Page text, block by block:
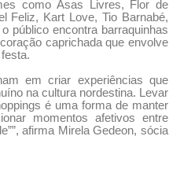
como Asas Livres, Flor de
Feliz, Kart Love, Tio Barnabé,
público encontra barraquinhas
caprichada que envolve
em criar experiências que
na cultura nordestina. Levar
é uma forma de manter
momentos afetivos entre
afirma Mirela Gedeon, sócia